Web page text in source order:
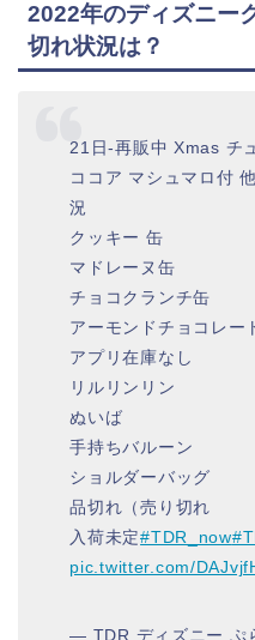
2022年のディズニー
切れ状況は？
21日-再販中 Xmas チ
ココア マシュマロ付
況
クッキー 缶
マドレーヌ缶
チョコクランチ缶
アーモンドチョコレー
アプリ在庫なし
リルリンリン
ぬいば
手持ちバルーン
ショルダーバッグ
品切れ（売り切れ
入荷未定#TDR_now
pic.twitter.com/
— TDR ディズニー ぷ